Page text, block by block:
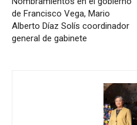
de Francisco Vega, Mario
Alberto Díaz Solís coordinador
general de gabinete